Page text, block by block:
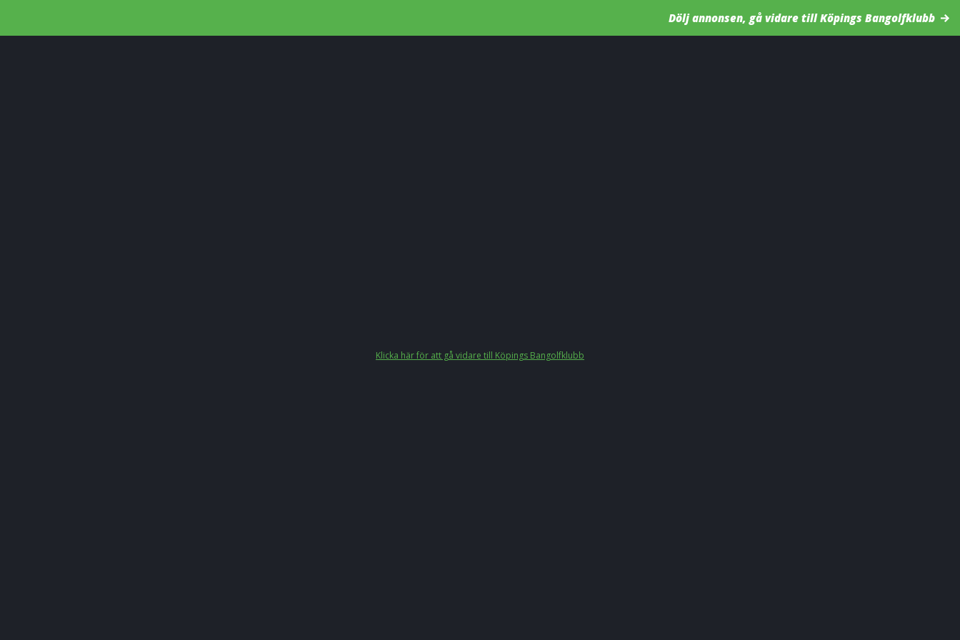
Dölj annonsen, gå vidare till Köpings Bangolfklubb
Klicka här för att gå vidare till Köpings Bangolfklubb